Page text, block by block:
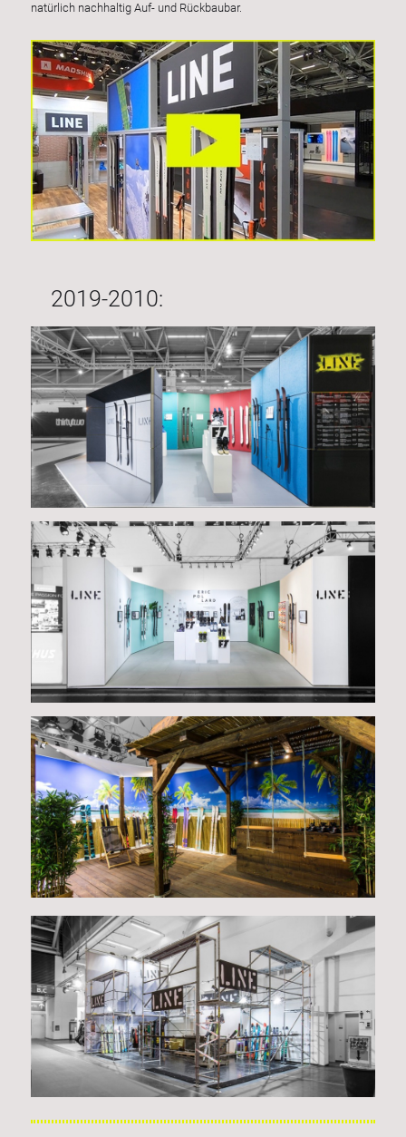
natürlich nachhaltig Auf- und Rückbaubar.
2019-2010: